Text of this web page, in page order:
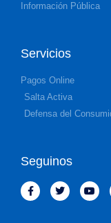
Información Pública
Servicios
Pagos Online
Salta Activa
Defensa del
Seguinos